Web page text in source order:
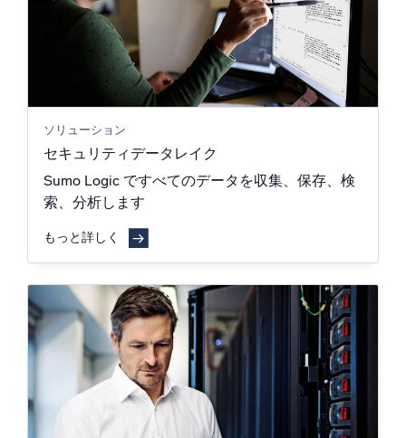
ソリューション
セキュリティデータレイク
Sumo Logic ですべてのデータを収集、保存、検
索、分析します
もっと詳しく